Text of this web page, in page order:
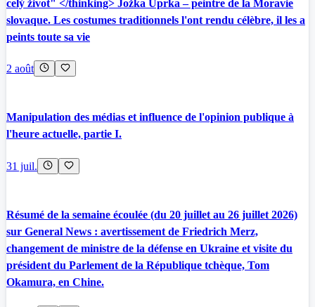
celý život" </thinking> Jožka Uprka – peintre de la Moravie
slovaque. Les costumes traditionnels l'ont rendu célèbre, il les a
peints toute sa vie
2 août
Manipulation des médias et influence de l'opinion publique à
l'heure actuelle, partie I.
31 juil.
Résumé de la semaine écoulée (du 20 juillet au 26 juillet 2026)
sur General News : avertissement de Friedrich Merz,
changement de ministre de la défense en Ukraine et visite du
président du Parlement de la République tchèque, Tom
Okamura, en Chine.